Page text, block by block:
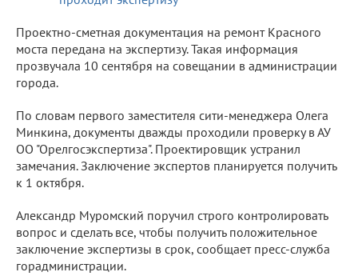
Проектно-сметная документация на ремонт Красного
моста передана на экспертизу. Такая информация
прозвучала 10 сентября на совещании в администрации
города.
По словам первого заместителя сити-менеджера Олега
Минкина, документы дважды проходили проверку в АУ
ОО "Орелгосэкспертиза". Проектировщик устранил
замечания. Заключение экспертов планируется получить
к 1 октября.
Александр Муромский поручил строго контролировать
вопрос и сделать все, чтобы получить положительное
заключение экспертизы в срок, сообщает пресс-служба
горадминистрации.